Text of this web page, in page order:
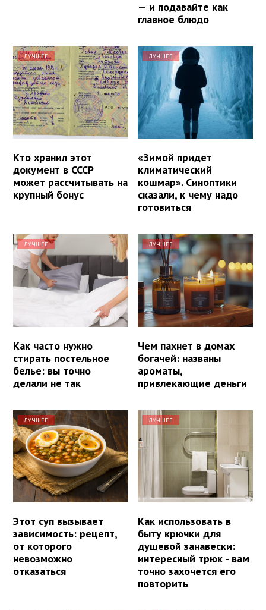
— и подавайте как
главное блюдо
ЛУЧШЕЕ
Кто хранил этот
документ в СССР
может рассчитывать на
крупный бонус
ЛУЧШЕЕ
«Зимой придет
климатический
кошмар». Синоптики
сказали, к чему надо
готовиться
ЛУЧШЕЕ
Как часто нужно
стирать постельное
белье: вы точно
делали не так
ЛУЧШЕЕ
Чем пахнет в домах
богачей: названы
ароматы,
привлекающие деньги
ЛУЧШЕЕ
Этот суп вызывает
зависимость: рецепт,
от которого
невозможно
отказаться
ЛУЧШЕЕ
Как использовать в
быту крючки для
душевой занавески:
интересный трюк - вам
точно захочется его
повторить